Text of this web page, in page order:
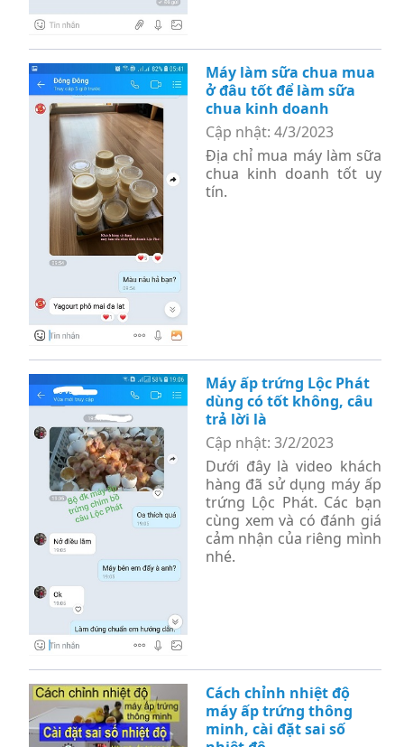
Máy làm sữa chua mua
ở đâu tốt để làm sữa
chua kinh doanh
Cập nhật: 4/3/2023
Địa chỉ mua máy làm sữa
chua kinh doanh tốt uy
tín.
Máy ấp trứng Lộc Phát
dùng có tốt không, câu
trả lời là
Cập nhật: 3/2/2023
Dưới đây là video khách
hàng đã sử dụng máy ấp
trứng Lộc Phát. Các bạn
cùng xem và có đánh giá
cảm nhận của riêng mình
nhé.
Cách chỉnh nhiệt độ
máy ấp trứng thông
minh, cài đặt sai số